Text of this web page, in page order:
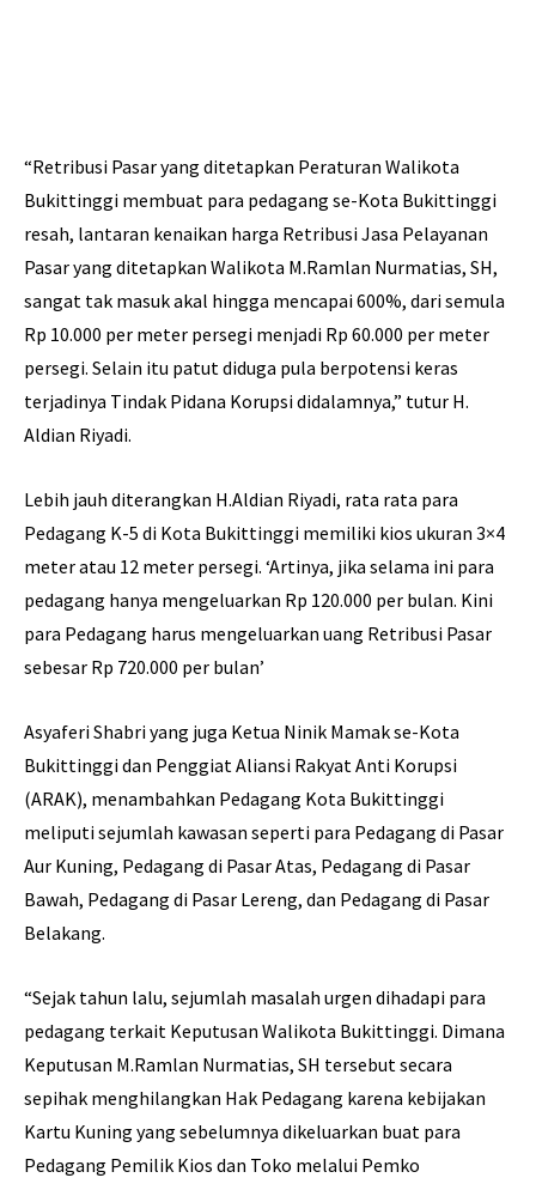
“Retribusi Pasar yang ditetapkan Peraturan Walikota
Bukittinggi membuat para pedagang se-Kota Bukittinggi
resah, lantaran kenaikan harga Retribusi Jasa Pelayanan
Pasar yang ditetapkan Walikota M.Ramlan Nurmatias, SH,
sangat tak masuk akal hingga mencapai 600%, dari semula
Rp 10.000 per meter persegi menjadi Rp 60.000 per meter
persegi. Selain itu patut diduga pula berpotensi keras
terjadinya Tindak Pidana Korupsi didalamnya,” tutur H.
Aldian Riyadi.
Lebih jauh diterangkan H.Aldian Riyadi, rata rata para
Pedagang K-5 di Kota Bukittinggi memiliki kios ukuran 3×4
meter atau 12 meter persegi. ‘Artinya, jika selama ini para
pedagang hanya mengeluarkan Rp 120.000 per bulan. Kini
para Pedagang harus mengeluarkan uang Retribusi Pasar
sebesar Rp 720.000 per bulan’
Asyaferi Shabri yang juga Ketua Ninik Mamak se-Kota
Bukittinggi dan Penggiat Aliansi Rakyat Anti Korupsi
(ARAK), menambahkan Pedagang Kota Bukittinggi
meliputi sejumlah kawasan seperti para Pedagang di Pasar
Aur Kuning, Pedagang di Pasar Atas, Pedagang di Pasar
Bawah, Pedagang di Pasar Lereng, dan Pedagang di Pasar
Belakang.
“Sejak tahun lalu, sejumlah masalah urgen dihadapi para
pedagang terkait Keputusan Walikota Bukittinggi. Dimana
Keputusan M.Ramlan Nurmatias, SH tersebut secara
sepihak menghilangkan Hak Pedagang karena kebijakan
Kartu Kuning yang sebelumnya dikeluarkan buat para
Pedagang Pemilik Kios dan Toko melalui Pemko